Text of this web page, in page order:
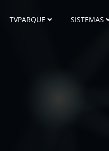
TVPARQUE SISTEMAS